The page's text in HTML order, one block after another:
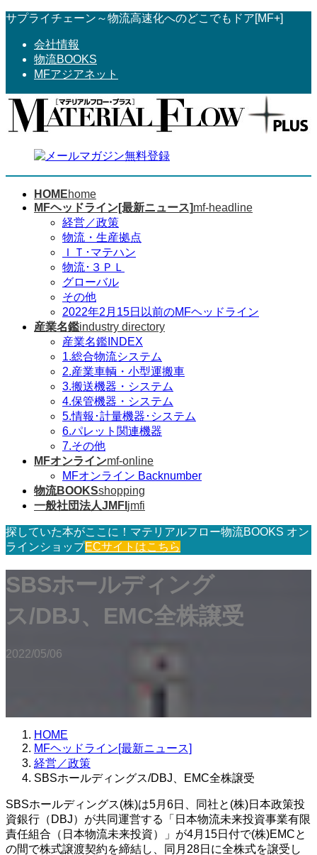
コ
へ
ス
ナ
ョ
ン
サプライチェーン～物流高速化へのどこでもドア[MF+]
会社情報
物流BOOKS
MFアジアネット
HOMEhome
MFヘッドライン[最新ニュース]mf-headline
経営／政策
物流・生産拠点
ＩＴ･マテハン
物流･３ＰＬ
グローバル
その他
2022年2月15日以前のMFヘッドライン
産業名鑑industry directory
産業名鑑INDEX
1.総合物流システム
2.産業車輌・小型運搬車
3.搬送機器・システム
4.保管機器・システム
5.情報･計量機器･システム
6.パレット関連機器
7.その他
MFオンラインmf-online
MFオンライン Backnumber
物流BOOKSshopping
一般社団法人JMFI jmfi
探していた本がここに！マテリアルフロー物流BOOKS オン
ラインショップECサイトはこちら
SBSホールディング
ス/DBJ、EMC全株譲受
2022/05/06
HOME
MFヘッドライン[最新ニュース]
経営／政策
SBSホールディングス/DBJ、EMC全株譲受
SBSホールディングス(株)は5月6日、同社と(株)日本政策投
資銀行（DBJ）が共同運営する「日本物流未来投資事業有限
責任組合（日本物流未来投資）」が4月15日付で(株)EMCと
の間で株式譲渡契約を締結し、同月28日に全株式を譲受し